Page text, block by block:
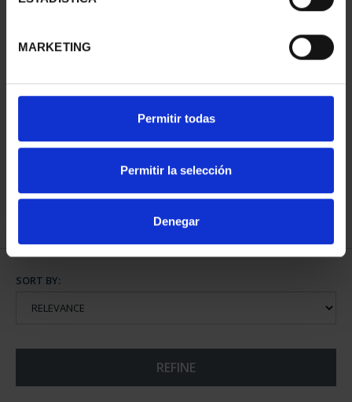
MARKETING
Permitir todas
Permitir la selección
Denegar
WEDDING GOLD COINS
€3,185.00
SORT BY:
REFINE